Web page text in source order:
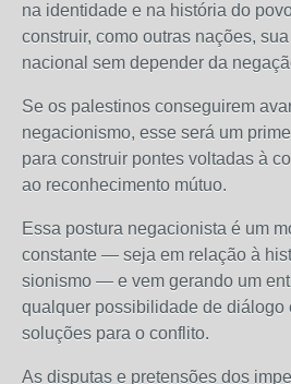
na identidade e na história do
construir, como outras nações,
nacional sem depender da
Se os palestinos conseguirem
negacionismo, esse será um
para construir pontes voltadas à
ao reconhecimento mútuo.
Essa postura negacionista é um
constante — seja em relação à
sionismo — e vem gerando um
qualquer possibilidade de diálogo
soluções para o conflito.
As disputas e pretensões dos